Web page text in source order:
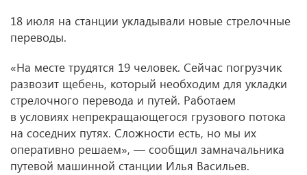
18 июля на станции укладывали новые стрелочные
переводы.
«На месте трудятся 19 человек. Сейчас погрузчик
развозит щебень, который необходим для укладки
стрелочного перевода и путей. Работаем
в условиях непрекращающегося грузового потока
на соседних путях. Сложности есть, но мы их
оперативно решаем», — сообщил замначальника
путевой машинной станции Илья Васильев.